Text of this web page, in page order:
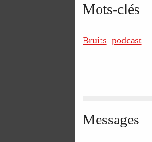
Mots-clés
Bruits podcast
Messages